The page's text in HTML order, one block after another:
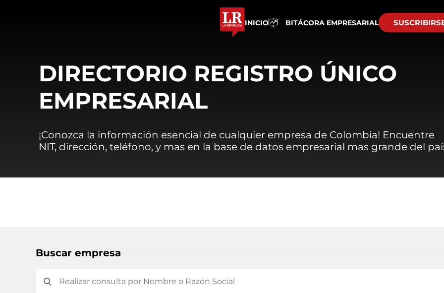
INICIO BITÁCORA EMPRESARIAL
DIRECTORIO REGISTRO ÚNICO
EMPRESARIAL
¡Conozca la información esencial de cualquier empresa de Colombia! Encuentre
NIT, dirección, teléfono, y mas en la base de datos empresarial mas grande del
Buscar empresa